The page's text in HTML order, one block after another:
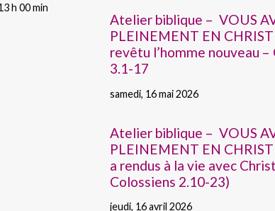
h 00 min
Atelier biblique – VOUS
PLEINEMENT EN
revêtu l’homme nouveau –
3.1-17
samedi, 16 mai 2026
Atelier biblique – VOUS
PLEINEMENT EN
a rendus à la vie avec
Colossiens 2.10-23)
jeudi, 16 avril 2026